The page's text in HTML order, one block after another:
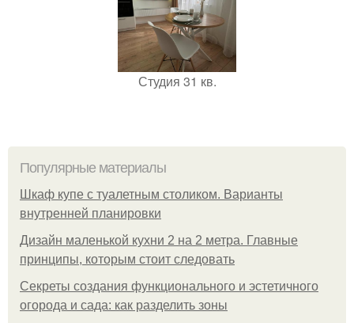
Студия 31 кв.
Популярные материалы
Шкаф купе с туалетным столиком. Варианты
внутренней планировки
Дизайн маленькой кухни 2 на 2 метра. Главные
принципы, которым стоит следовать
Секреты создания функционального и эстетичного
огорода и сада: как разделить зоны